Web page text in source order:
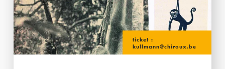
ticket :
kullmann@chiroux.be